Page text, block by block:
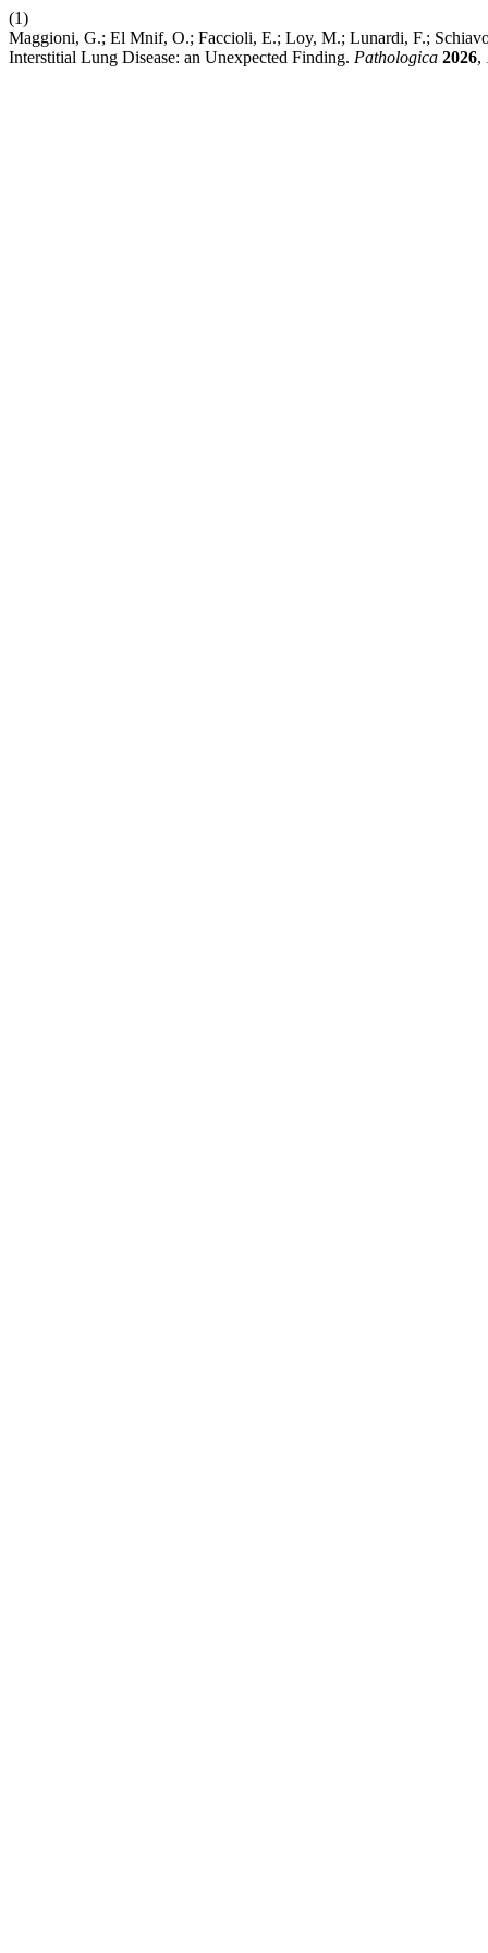
(1)
Maggioni, G.; El Mnif, O.; Faccioli, E.; Loy, M.; Lunardi, F.;
Interstitial Lung Disease: an Unexpected Finding. Pathologica 2026,